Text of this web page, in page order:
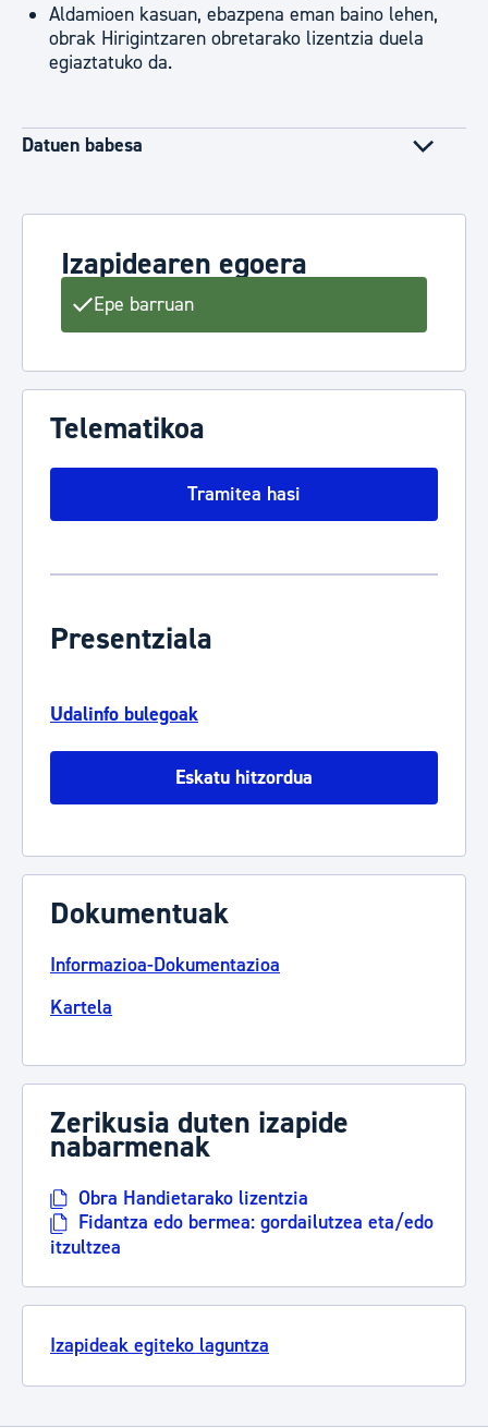
Aldamioen kasuan, ebazpena eman baino lehen,
obrak Hirigintzaren obretarako lizentzia duela
egiaztatuko da.
Datuen babesa
Izapidearen egoera
Epe barruan
Telematikoa
Tramitea hasi
Presentziala
Udalinfo bulegoak
Eskatu hitzordua
Dokumentuak
Informazioa-Dokumentazioa
Kartela
Zerikusia duten izapide
nabarmenak
Obra Handietarako lizentzia
Fidantza edo bermea: gordailutzea eta/edo
itzultzea
Izapideak egiteko laguntza